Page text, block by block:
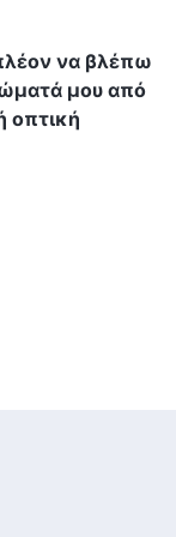
Θεού να σε
σένα, ώστε
να μπορείς
που
Σε
μερικές
να βλέπω
μου από
οπτική